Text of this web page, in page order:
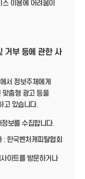
이용에 어려움이
거부 등에 관한 사
서 정보주체에게
춤형 광고 등을
고 있습니다.
보를 수집합니다.
한국벤처캐피탈협회
이트를 방문하거나